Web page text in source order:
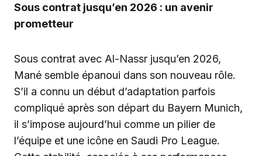
Sous contrat jusqu’en 2026 : un avenir
prometteur
Sous contrat avec Al-Nassr jusqu’en 2026,
Mané semble épanoui dans son nouveau rôle.
S’il a connu un début d’adaptation parfois
compliqué après son départ du Bayern Munich,
il s’impose aujourd’hui comme un pilier de
l’équipe et une icône en Saudi Pro League.